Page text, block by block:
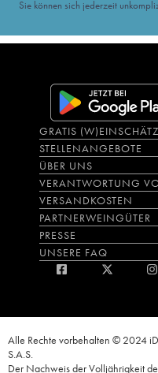
Sie können sich jederzeit
GRATIS
STELLENANGEBOTE
ÜBER UNS
VERANTWORTUNG
VERSANDKOSTEN
PARTNERWEINGÜTER
PRESSE
UNSERE FAQ
Alle Rechte vorbehalten © 2024
S.A.S.
Der Nachweis der Volljährigkeit